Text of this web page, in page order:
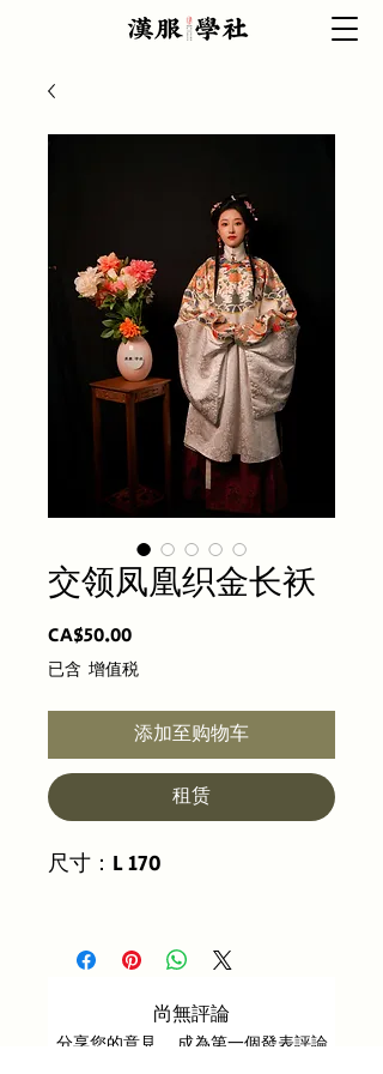
交领凤凰织金长袄
CA$50.00價
格
已含 增值税
添加至购物车
租赁
尺寸：L 170
尚無評論
分享您的意見。 成為第一個發表評論